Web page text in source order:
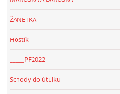
ŽANETKA
Hostík
_____PF2022
Schody do útulku